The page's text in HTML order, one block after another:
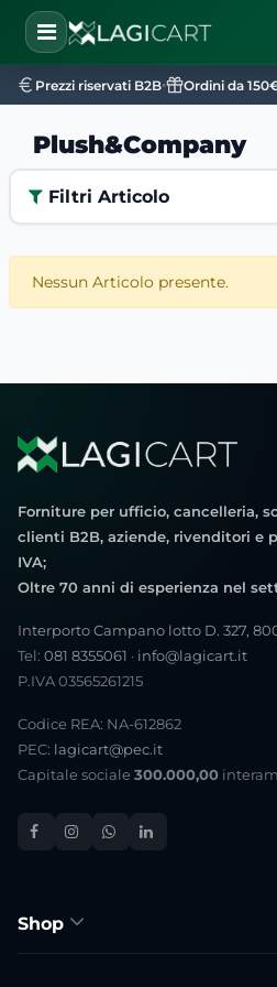
Open
Prezzi riservati B2B• Ordini da
Plush&Company
Filtri Articolo
Nessun Articolo presente.
Forniture per ufficio, cancelleria,
clienti B2B, aziende, rivenditori e
IVA;
Oltre 70 anni di esperienza nel
Interporto Campano lotto D. 327,
Tel: 081 8355061 · info@lagicart.it
P.IVA 03565261215
Codice REA: NA-612862
PEC: lagicart@pec.it
Capitale sociale 300.000,00
Shop